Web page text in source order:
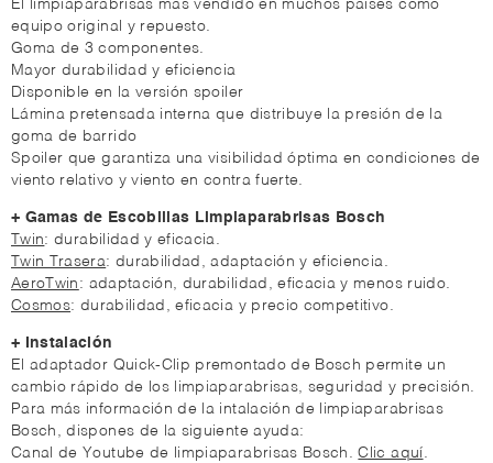
El limpiaparabrisas más vendido en muchos países como
equipo original y repuesto.
Goma de 3 componentes.
Mayor durabilidad y eficiencia
Disponible en la versión spoiler
Lámina pretensada interna que distribuye la presión de la
goma de barrido
Spoiler que garantiza una visibilidad óptima en condiciones de
viento relativo y viento en contra fuerte.
+ Gamas de Escobillas Limpiaparabrisas Bosch
Twin: durabilidad y eficacia.
Twin Trasera: durabilidad, adaptación y eficiencia.
AeroTwin : adaptación, durabilidad, eficacia y menos ruido.
Cosmos: durabilidad, eficacia y precio competitivo.
+ Instalación
El adaptador Quick-Clip premontado de Bosch permite un
cambio rápido de los limpiaparabrisas, seguridad y precisión.
Para más información de la intalación de limpiaparabrisas
Bosch, dispones de la siguiente ayuda:
Canal de Youtube de limpiaparabrisas Bosch.Clic aquí .